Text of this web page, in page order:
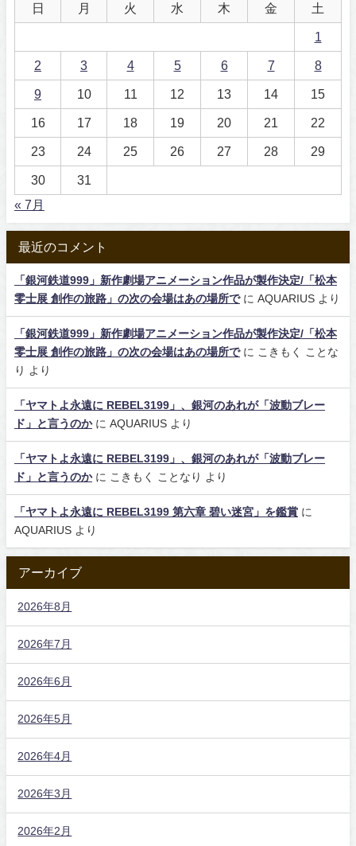
日 月 火 水 木 金 土
1
2 3 4 5 6 7 8
9 10 11 12 13 14 15
16 17 18 19 20 21 22
23 24 25 26 27 28 29
30
31
« 7月
最近のコメント
「銀河鉄道999」新作劇場アニメーション作品が製作決定/「松本
零士展 創作の旅路」の次の会場はあの場所でに AQUARIUS より
「銀河鉄道999」新作劇場アニメーション作品が製作決定/「松本
零士展 創作の旅路」の次の会場はあの場所でに
こきもく ことな
り
より
「ヤマトよ永遠に REBEL3199」、銀河のあれが「波動ブレー
ド」と言うのかに AQUARIUS より
「ヤマトよ永遠に REBEL3199」、銀河のあれが「波動ブレー
ド」と言うのかに こきもく ことなり より
「ヤマトよ永遠に REBEL3199 第六章 碧い迷宮」を鑑賞 に
AQUARIUS より
アーカイブ
2026年8月
2026年7月
2026年6月
2026年5月
2026年4月
2026年3月
2026年2月